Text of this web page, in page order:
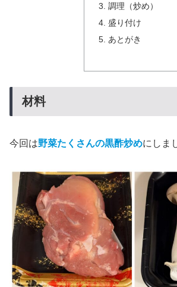
調理（炒め）
盛り付け
あとがき
材料
今回は野菜たくさんの黒酢炒めにしま